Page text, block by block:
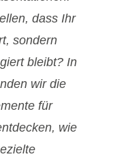
dass Ihr
sondern
bleibt? In
wir die
für
wie